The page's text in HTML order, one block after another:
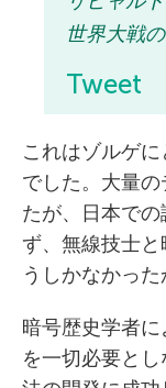
世界大戦
Tweet
これはゾルゲ
でした。大量
たが、日本で
ず、無線技士
うしかなかった
暗号歴史学者
を一切必要と